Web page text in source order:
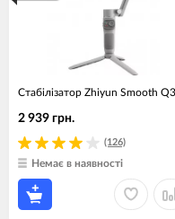
Стабілізатор Zhiyun Smooth Q3
(126)
2 939 грн.
Немає в наявності